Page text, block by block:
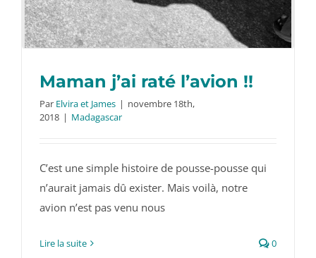
Maman j’ai raté l’avion !!
Par Elvira et James | novembre 18th,
2018 | Madagascar
C’est une simple histoire de pousse-pousse qui
n’aurait jamais dû exister. Mais voilà, notre
avion n’est pas venu nous
Lire la suite 0